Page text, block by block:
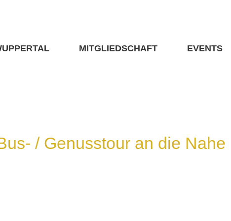
MITGLIEDSCHAFT EVENTS
/ Genusstour an die Nahe